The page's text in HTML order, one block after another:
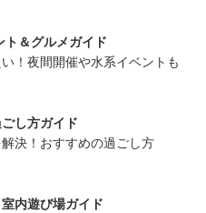
＆グルメガイド
！夜間開催や水系イベントも
し方ガイド
解決！おすすめの過ごし方
内遊び場ガイド